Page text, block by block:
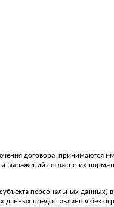
договора, принимаются
и выражений согласно их
персональных данных) в
предоставляется без